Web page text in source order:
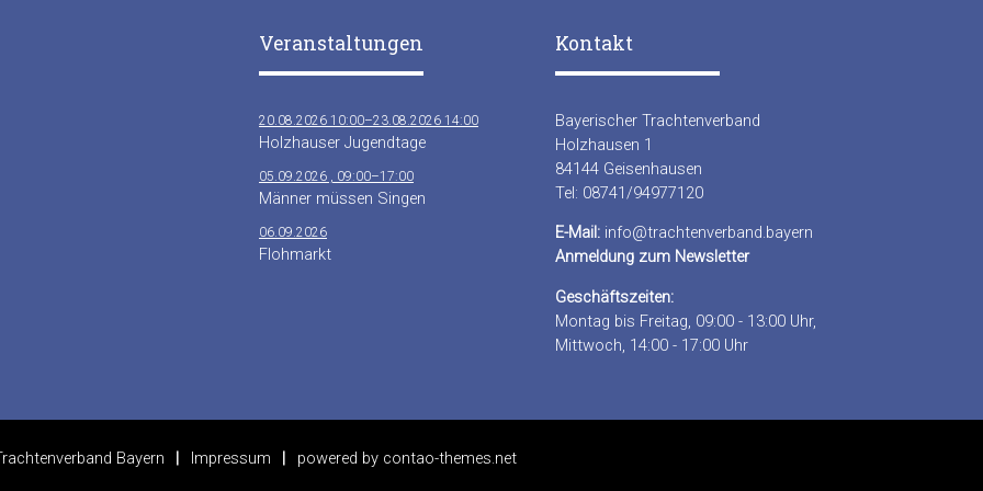
Veranstaltungen
20.08.2026 10:00–23.08.2026 14:00
Holzhauser Jugendtage
05.09.2026 , 09:00–17:00
Männer müssen Singen
06.09.2026
Flohmarkt
Kontakt
Bayerischer Trachtenverband
Holzhausen 1
84144 Geisenhausen
Tel: 08741/94977120
E-Mail: info@trachtenverband.bayern
Anmeldung zum Newsletter
Geschäftszeiten:
Montag bis Freitag, 09:00 - 13:00 Uhr,
Mittwoch, 14:00 - 17:00 Uhr
Bayern Impressum powered by contao-themes.net